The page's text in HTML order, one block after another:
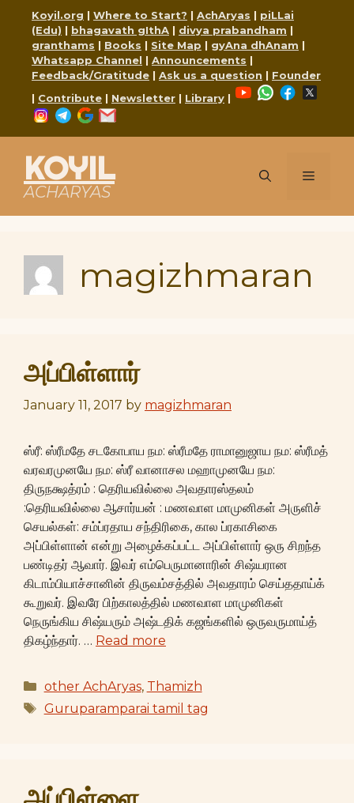
content
Koyil.org | Where to Start? | AchAryas | piLLai
(Edu) | bhagavath gIthA | divya prabandham |
granthams | Books | Site Map | gyAna dhAnam |
Whatsapp Channel | Announcements |
Feedback/Gratitude | Ask us a question | Founder
| Contribute | Newsletter | Library |
YouTubeWhatsApp
Facebook
Instagram
Telegram
Google
KOYIL
ACHARYAS
Menu
magizhmaran
அப்பிள்ளார்
January 11, 2017 by magizhmaran
ஸ்ரீ: ஸ்ரீமதே சடகோபாய நம: ஸ்ரீமதே ராமானுஜாய நம: ஸ்ரீமத்
வரவரமுனயே நம: ஸ்ரீ வானாசல மஹாமுனயே நம:
திருநக்ஷத்ரம் : தெரியவில்லை அவதாரஸ்தலம்
:தெரியவில்லை ஆசார்யன் : மணவாள மாமுனிகள் அருளிச்
செயல்கள்: சம்ப்ரதாய சந்திரிகை, கால ப்ரகாசிகை
அப்பிள்ளான் என்று அழைக்கப்பட்ட அப்பிள்ளார் ஒரு சிறந்த
பண்டிதர் ஆவார். இவர் எம்பெருமானாரின் சிஷ்யரான
கிடாம்பியாச்சானின் திருவம்சத்தில் அவதாரம் செய்ததாய்க்
கூறுவர். இவரே பிற்காலத்தில் மணவாள மாமுனிகள்
நெருங்கிய சிஷ்யரும் அஷ்டதிக் கஜங்களில் ஒருவருமாய்த்
திகழ்ந்தார். … Read more
Categories
other AchAryas, Thamizh
Tags
Guruparamparai tamil tag